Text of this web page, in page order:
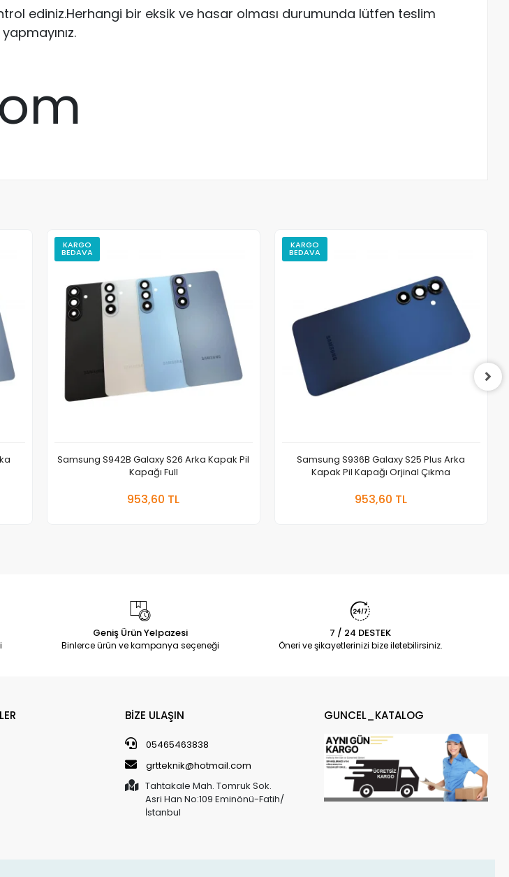
ediniz.Herhangi bir eksik ve hasar olması durumunda lütfen teslim
KARGO
BEDAVA
Samsung S942B Galaxy S26 Arka Kapak Pil
Kapağı Full
953,60 TL
KARGO
BEDAVA
Samsung S936B Galaxy S25 Plus Arka
Kapak Pil Kapağı Orjinal Çıkma
953,60 TL
Geniş Ürün Yelpazesi
Binlerce ürün ve kampanya seçeneği
7 / 24 DESTEK
Öneri ve şikayetlerinizi bize iletebilirsiniz.
BİZE ULAŞIN
05465463838
grtteknik@hotmail.com
Tahtakale Mah. Tomruk Sok.
Asri Han No:109 Eminönü-Fatih/
İstanbul
GUNCEL_KATALOG